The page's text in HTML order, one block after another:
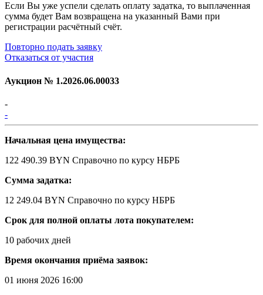
Если Вы уже успели сделать оплату задатка, то выплаченная
сумма будет Вам возвращена на указанный Вами при
регистрации расчётный счёт.
Повторно подать заявку
Отказаться от участия
Аукцион № 1.2026.06.00033
-
-
Начальная цена имущества:
122 490.39 BYN Справочно по курсу НБРБ
Сумма задатка:
12 249.04 BYN Справочно по курсу НБРБ
Срок для полной оплаты лота покупателем:
10 рабочих дней
Время окончания приёма заявок:
01 июня 2026 16:00